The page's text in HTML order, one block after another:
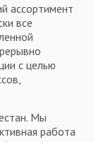
ассортимент
все
с целью
Мы
работа